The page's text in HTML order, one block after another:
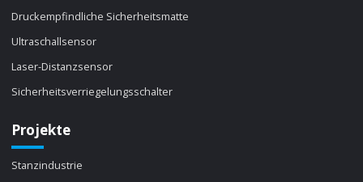
Druckempfindliche Sicherheitsmatte
Ultraschallsensor
Laser-Distanzsensor
Sicherheitsverriegelungsschalter
Projekte
Stanzindustrie